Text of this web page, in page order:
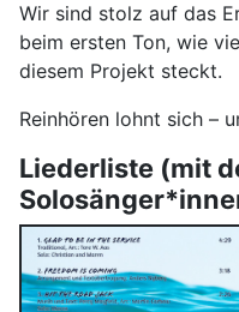
Wir sind stolz auf das
beim ersten Ton, wie
diesem Projekt steckt.
Reinhören lohnt sich –
Liederliste (mit